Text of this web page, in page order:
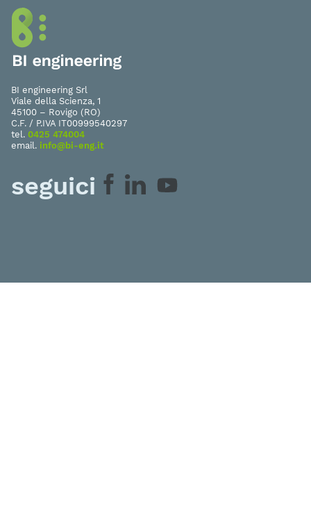
BI engineering Srl
Viale della Scienza, 1
45100 – Rovigo (RO)
C.F. / P.IVA IT00999540297
tel. 0425 474004
email. info@bi-eng.it
seguici